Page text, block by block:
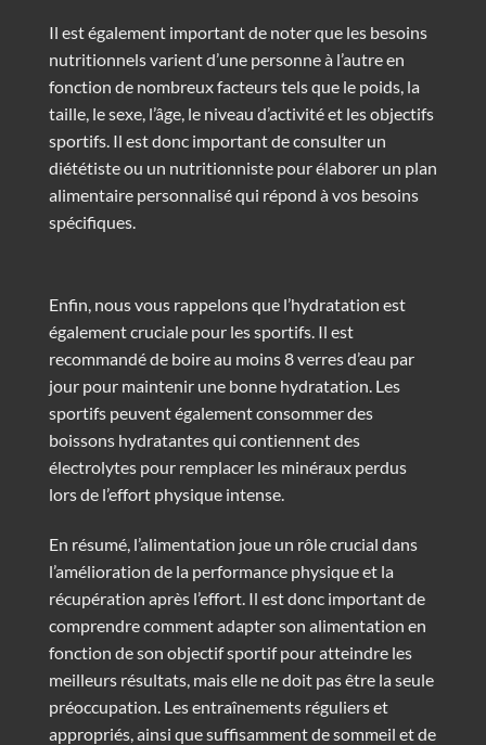
Il est également important de noter que les besoins
nutritionnels varient d’une personne à l’autre en
fonction de nombreux facteurs tels que le poids, la
taille, le sexe, l’âge, le niveau d’activité et les objectifs
sportifs. Il est donc important de consulter un
diététiste ou un nutritionniste pour élaborer un plan
alimentaire personnalisé qui répond à vos besoins
spécifiques.
Enfin, nous vous rappelons que l’hydratation est
également cruciale pour les sportifs. Il est
recommandé de boire au moins 8 verres d’eau par
jour pour maintenir une bonne hydratation. Les
sportifs peuvent également consommer des
boissons hydratantes qui contiennent des
électrolytes pour remplacer les minéraux perdus
lors de l’effort physique intense.
En résumé, l’alimentation joue un rôle crucial dans
l’amélioration de la performance physique et la
récupération après l’effort. Il est donc important de
comprendre comment adapter son alimentation en
fonction de son objectif sportif pour atteindre les
meilleurs résultats, mais elle ne doit pas être la seule
préoccupation. Les entraînements réguliers et
appropriés, ainsi que suffisamment de sommeil et de